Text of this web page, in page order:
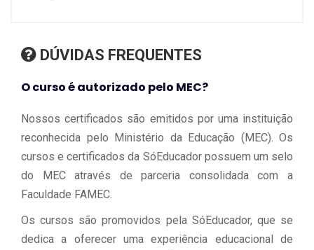
DÚVIDAS FREQUENTES
O curso é autorizado pelo MEC?
Nossos certificados são emitidos por uma instituição
reconhecida pelo Ministério da Educação (MEC). Os
cursos e certificados da SóEducador possuem um selo
do MEC através de parceria consolidada com a
Faculdade FAMEC.
Os cursos são promovidos pela SóEducador, que se
dedica a oferecer uma experiência educacional de